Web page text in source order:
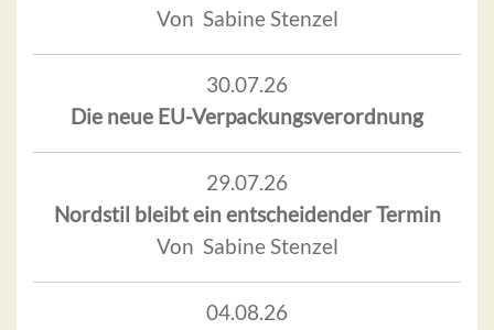
Von Sabine Stenzel
30.07.26
Die neue EU-Verpackungsverordnung
29.07.26
Nordstil bleibt ein entscheidender Termin
Von Sabine Stenzel
04.08.26